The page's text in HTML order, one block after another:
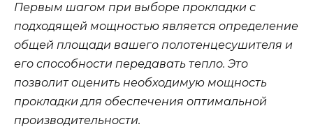
Первым шагом при выборе прокладки с
подходящей мощностью является определение
общей площади вашего полотенцесушителя и
его способности передавать тепло. Это
позволит оценить необходимую мощность
прокладки для обеспечения оптимальной
производительности.